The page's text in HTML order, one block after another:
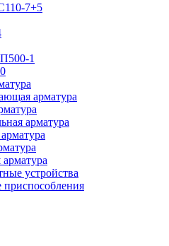
7+5
1
арматура
арматура
устройства